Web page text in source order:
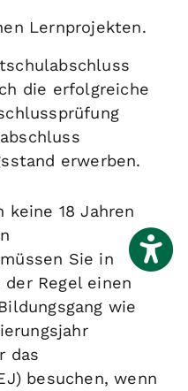
Lernprojekten.
die erfolgreiche
erwerben.
keine 18 Jahren
Sie in
Regel einen
wie
das
besuchen, wenn